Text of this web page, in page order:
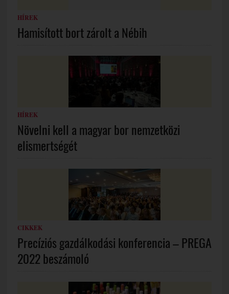
HÍREK
Hamisított bort zárolt a Nébih
HÍREK
Növelni kell a magyar bor nemzetközi
elismertségét
CIKKEK
Precíziós gazdálkodási konferencia – PREGA
2022 beszámoló